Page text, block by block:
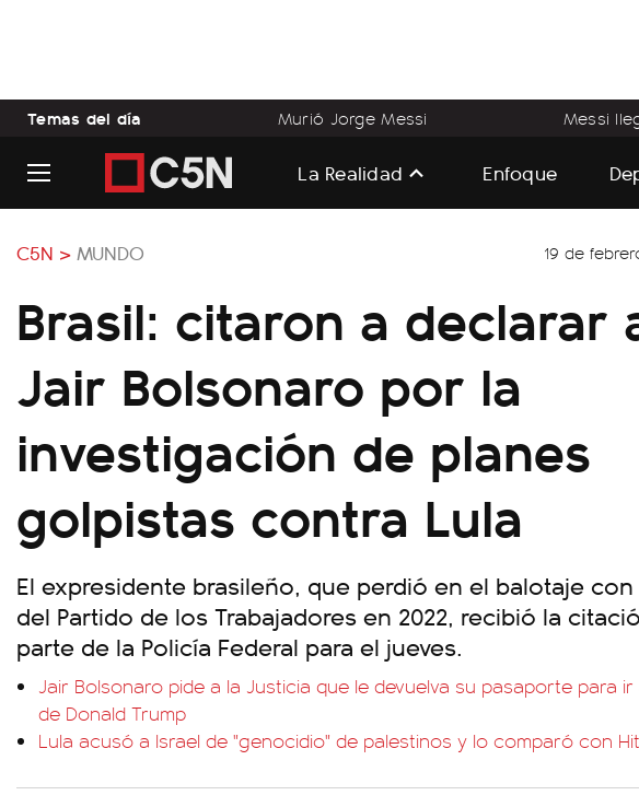
Temas del día Murió Jorge Messi Messi
La Realidad Enfoque
C5N > MUNDO 19 de
Brasil: citaron a declarar
Jair Bolsonaro por la
investigación de planes
golpistas contra Lula
El expresidente brasileño, que perdió en el balotaje
del Partido de los Trabajadores en 2022, recibió la
parte de la Policía Federal para el jueves.
Jair Bolsonaro pide a la Justicia que le devuelva su pasaporte para
de Donald Trump
Lula acusó a Israel de "genocidio" de palestinos y lo comparó con